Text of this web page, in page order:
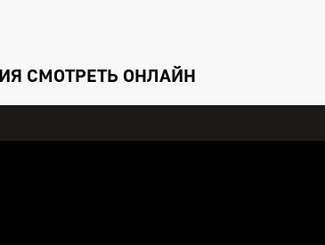
СМОТРЕТЬ ОНЛАЙН